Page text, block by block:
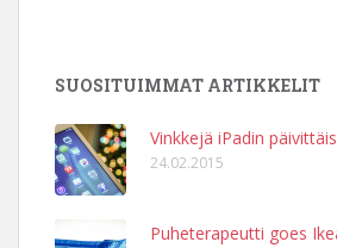
SUOSITUIMMAT ARTIKKELIT
Vinkkejä iPadin
24.02.2015
Puheterapeutti goes